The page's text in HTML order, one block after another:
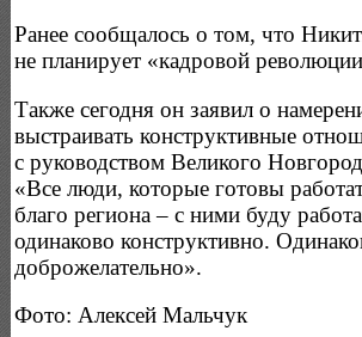
Ранее сообщалось о том, что
не планирует «кадровой
Также сегодня он заявил о
выстраивать конструктивные
с руководством Великого
«Все люди, которые готовы
благо региона – с ними буду
одинаково конструктивно.
доброжелательно».
Фото: Алексей Мальчук